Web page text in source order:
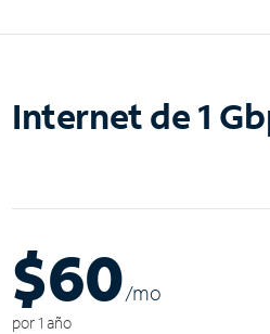
Internet de 1
$60/mo
por 1 año